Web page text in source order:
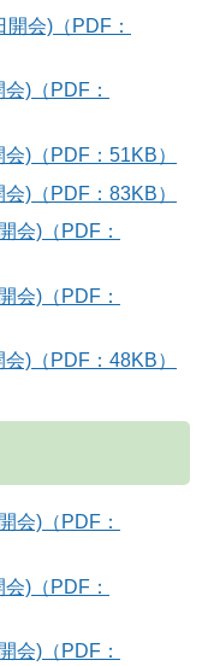
会)（PDF：
)（PDF：
)（PDF：51KB）
)（PDF：83KB）
会)（PDF：
会)（PDF：
)（PDF：48KB）
会)（PDF：
)（PDF：
会)（PDF：